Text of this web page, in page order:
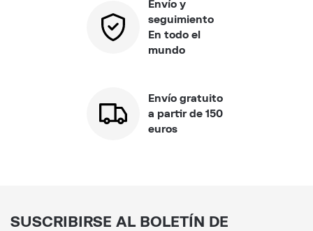
Envío y
seguimiento
En todo el
mundo
Envío gratuito
a partir de 150
euros
SUSCRIBIRSE AL BOLETÍN DE